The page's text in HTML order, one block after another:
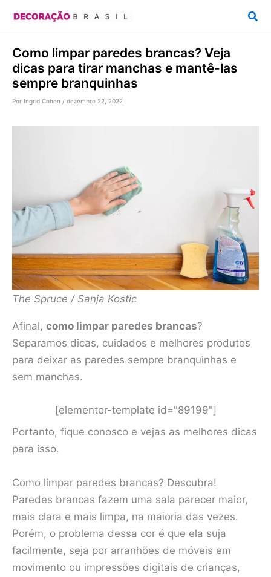
conteúdo
Como limpar paredes brancas? Veja
dicas para tirar manchas e mantê-las
sempre branquinhas
Por Ingrid Cohen / dezembro 22, 2022
The Spruce / Sanja Kostic
Afinal, como limpar paredes brancas?
Separamos dicas, cuidados e melhores produtos
para deixar as paredes sempre branquinhas e
sem manchas.
[elementor-template id="89199"]
Portanto, fique conosco e vejas as melhores dicas
para isso.
Como limpar paredes brancas? Descubra!
Paredes brancas fazem uma sala parecer maior,
mais clara e mais limpa, na maioria das vezes.
Porém, o problema dessa cor é que ela suja
facilmente, seja por arranhões de móveis em
movimento ou impressões digitais de crianças,